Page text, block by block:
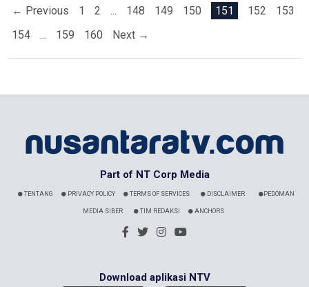
← Previous 1 2 ... 148 149 150 151 152
153
154
... 159 160 Next →
Part of NT Corp Media
TENTANG PRIVACY POLICY TERMS OF SERVICES DISCLAIMER PEDOMAN
MEDIA SIBER TIM REDAKSI ANCHORS
Download aplikasi NTV